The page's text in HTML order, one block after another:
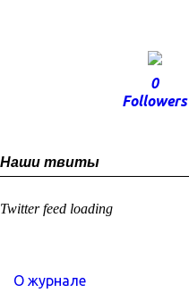
0
Followers
Наши твиты
Twitter feed loading
О журнале